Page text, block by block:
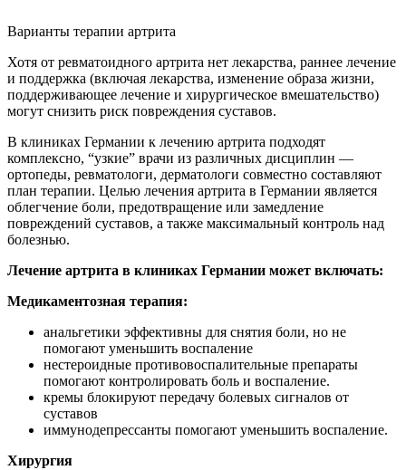
Варианты терапии артрита
Хотя от ревматоидного артрита нет лекарства, раннее лечение
и поддержка (включая лекарства, изменение образа жизни,
поддерживающее лечение и хирургическое вмешательство)
могут снизить риск повреждения суставов.
В клиниках Германии к лечению артрита подходят
комплексно, “узкие” врачи из различных дисциплин —
ортопеды, ревматологи, дерматологи совместно составляют
план терапии. Целью лечения артрита в Германии является
облегчение боли, предотвращение или замедление
повреждений суставов, а также максимальный контроль над
болезнью.
Лечение артрита в клиниках Германии может включать:
Медикаментозная терапия:
анальгетики эффективны для снятия боли, но не
помогают уменьшить воспаление
нестероидные противовоспалительные препараты
помогают контролировать боль и воспаление.
кремы блокируют передачу болевых сигналов от
суставов
иммунодепрессанты помогают уменьшить воспаление.
Хирургия